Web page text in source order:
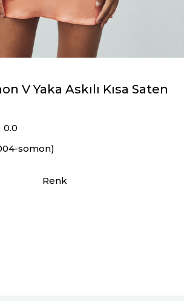
V Yaka Askılı Kısa Saten
0.0
somon)